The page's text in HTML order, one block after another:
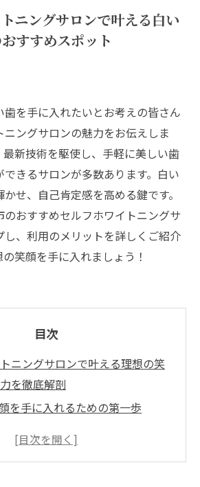
ニングサロンで叶える白い
すすめスポット
を手に入れたいとお考えの皆さん
ニングサロンの魅力をお伝えしま
新技術を駆使し、手軽に美しい歯
きるサロンが多数あります。白い
せ、自己肯定感を高める鍵です。
おすすめセルフホワイトニングサ
し、利用のメリットを詳しくご紹介
笑顔を手に入れましょう！
目次
ニングサロンで叶える理想の笑
を徹底解剖
を手に入れるための第一歩
富なサロンオプションを探る